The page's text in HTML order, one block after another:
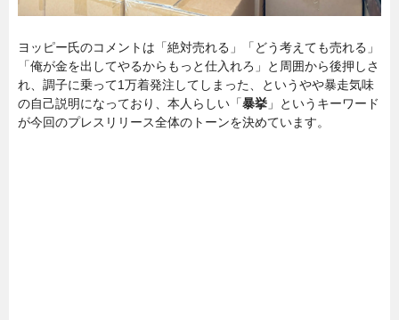
ヨッピー氏のコメントは「絶対売れる」「どう考えても売れる」
「俺が金を出してやるからもっと仕入れろ」と周囲から後押しさ
れ、調子に乗って1万着発注してしまった、というやや暴走気味
の自己説明になっており、本人らしい「暴挙 」というキーワード
が今回のプレスリリース全体のトーンを決めています。